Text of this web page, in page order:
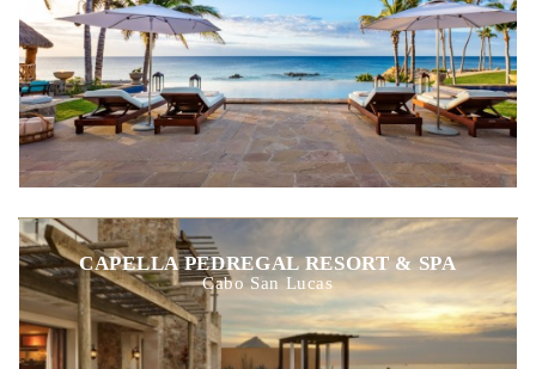
CAPELLA PEDREGAL RESORT & SPA
Cabo San Lucas